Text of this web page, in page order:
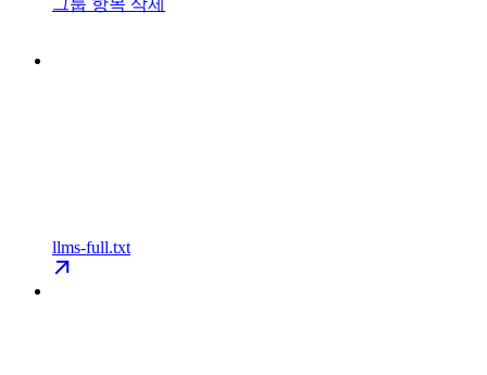
llms-full.txt